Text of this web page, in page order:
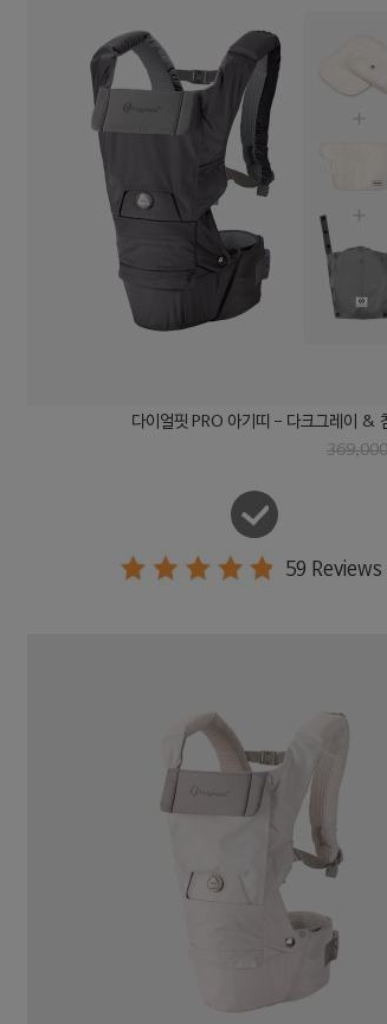
다이얼핏 PRO 아기띠 - 다크그레이 &
59 Reviews